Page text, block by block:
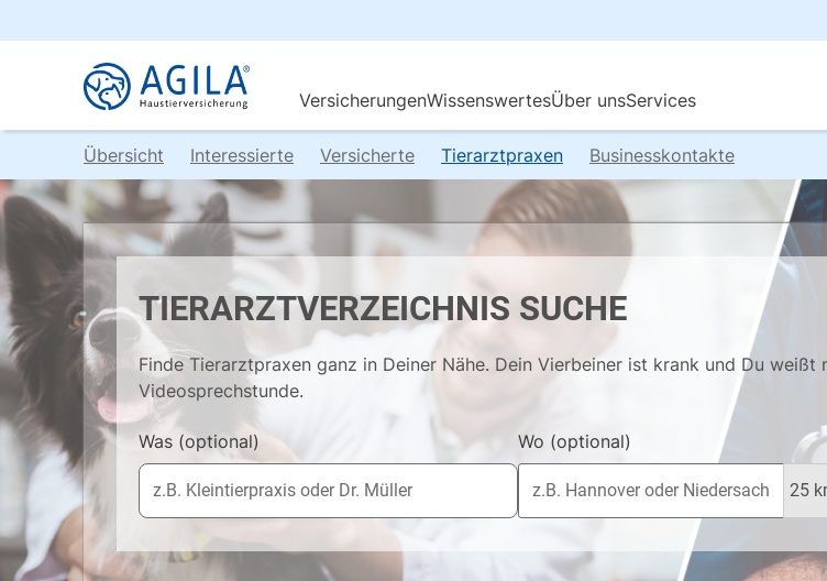
Übersicht Interessierte Versicherte Tierarztpraxen Businesskontakte
TIERARZTVERZEICHNIS SUCHE
Finde Tierarztpraxen ganz in Deiner Nähe. Dein Vierbeiner ist krank und Du weißt
Videosprechstunde.
Was (optional) Wo (optional)